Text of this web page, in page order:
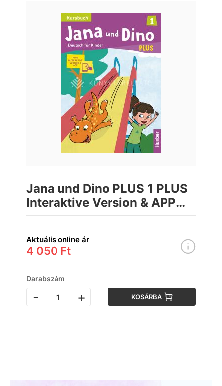
Jana und Dino PLUS 1 PLUS
Interaktive Version & APP
Tankönyv
Aktuális online ár
4 050 Ft
Darabszám
- + KOSÁRBA